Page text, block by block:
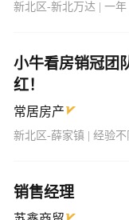
新北区-新北万达 | 一年
小牛看房销冠团
红！
常居房产
新北区-薛家镇 | 经验
销售经理